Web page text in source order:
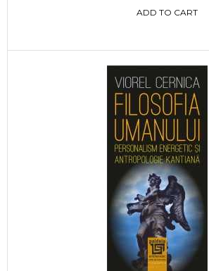
ADD TO CART